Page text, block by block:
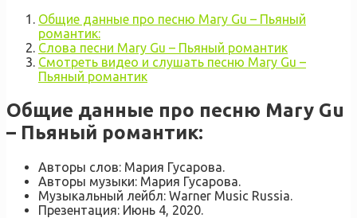
Общие данные про песню Mary Gu – Пьяный
романтик:
Слова песни Mary Gu – Пьяный романтик
Смотреть видео и слушать песню Mary Gu –
Пьяный романтик
Общие данные про песню Mary Gu
– Пьяный романтик:
Авторы слов: Мария Гусарова.
Авторы музыки: Мария Гусарова.
Музыкальный лейбл: Warner Music Russia.
Презентация: Июнь 4, 2020.